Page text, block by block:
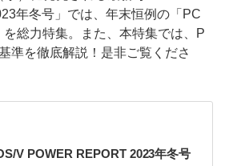
年冬号」では、年末恒例の「PC
総力特集。また、本特集では、P
準を徹底解説！是非ご覧くださ
V POWER REPORT 2023年冬号